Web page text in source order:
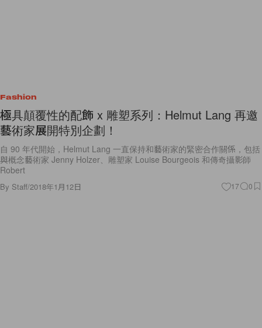
Fashion
極具顛覆性的配飾 x 雕塑系列：Helmut Lang 再邀
藝術家展開特別企劃！
自 90 年代開始，Helmut Lang 一直保持和藝術家的緊密合作關係，包括
與概念藝術家 Jenny Holzer、雕塑家 Louise Bourgeois 和傳奇攝影師
Robert
By Staff/2018年1月12日 17 0